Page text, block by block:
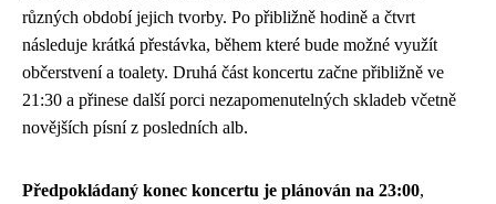
různých období jejich tvorby. Po přibližně hodině a čtvrt
následuje krátká přestávka, během které bude možné využít
občerstvení a toalety. Druhá část koncertu začne přibližně ve
21:30 a přinese další porci nezapomenutelných skladeb včetně
novějších písní z posledních alb.
Předpokládaný konec koncertu je plánován na 23:00,